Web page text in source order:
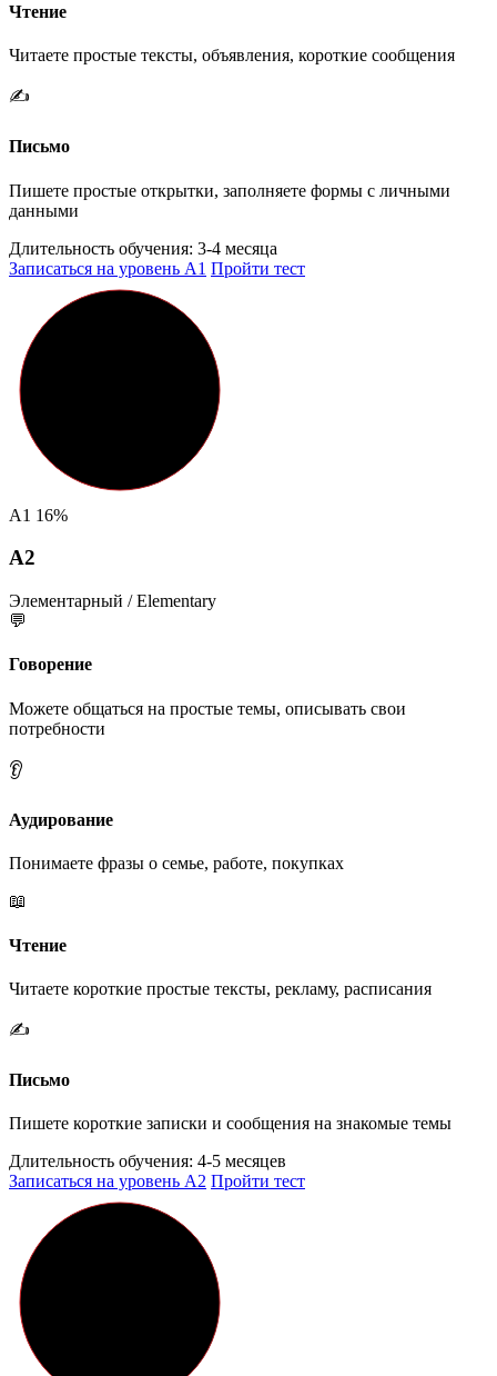
Чтение
Читаете простые тексты, объявления, короткие сообщения
✍️
Письмо
Пишете простые открытки, заполняете формы с личными
данными
Длительность обучения: 3-4 месяца
Записаться на уровень A1 Пройти тест
A1 16%
A2
Элементарный / Elementary
💬
Говорение
Можете общаться на простые темы, описывать свои
потребности
👂
Аудирование
Понимаете фразы о семье, работе, покупках
📖
Чтение
Читаете короткие простые тексты, рекламу, расписания
✍️
Письмо
Пишете короткие записки и сообщения на знакомые темы
Длительность обучения: 4-5 месяцев
Записаться на уровень A2 Пройти тест